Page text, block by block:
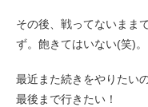
その後、戦ってないまま
ず。飽きてはいない(笑)。
最近また続きをやりたい
最後まで行きたい！